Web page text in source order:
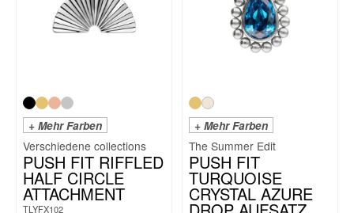
+ Mehr Farben
PUSH FIT RIFFLED
HALF CIRCLE
ATTACHMENT
TLYFX102
+ Mehr Farben
The Summer Edit
PUSH FIT
TURQUOISE
CRYSTAL AZURE